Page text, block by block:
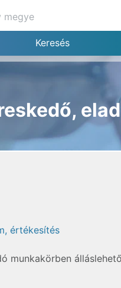
értékesítés
munkakörben